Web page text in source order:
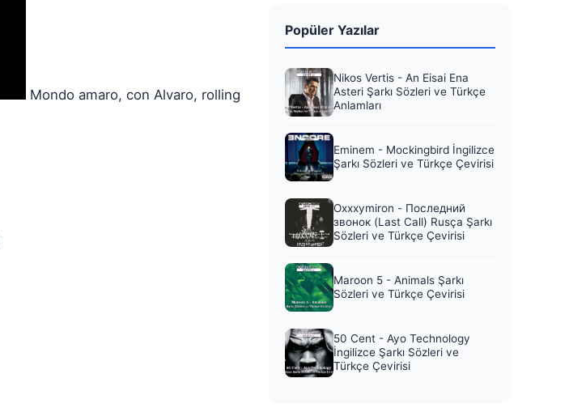
Mondo amaro, con Alvaro, rolling
Popüler Yazılar
Nikos Vertis - An Eisai Ena
Asteri Şarkı Sözleri ve Türkçe
Anlamları
Eminem - Mockingbird İngilizce
Şarkı Sözleri ve Türkçe Çevirisi
Oxxxymiron - Последний
звонок (Last Call) Rusça Şarkı
Sözleri ve Türkçe Çevirisi
Maroon 5 - Animals Şarkı
Sözleri ve Türkçe Çevirisi
50 Cent - Ayo Technology
İngilizce Şarkı Sözleri ve
Türkçe Çevirisi